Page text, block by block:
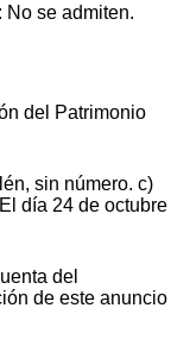
No se admiten.
del Patrimonio
sin número. c)
día 24 de octubre
del
de este anuncio